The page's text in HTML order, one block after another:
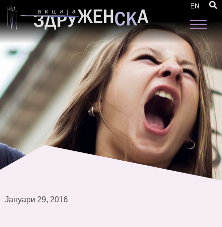
EN
еднаквост во локалните политики
Јануари 29, 2016